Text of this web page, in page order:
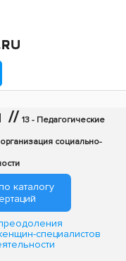
// 13 - Педагогические
социально-
каталогу
специалистов